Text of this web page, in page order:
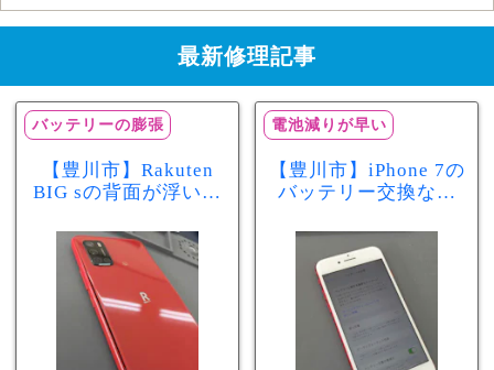
最新修理記事
バッテリーの膨張
【豊川市】Rakuten
BIG sの背面が浮いて
リー膨張のサインか
もしれません！バッ
テリー交換修理事例
電池減りが早い
【豊川市】iPhone 7の
バッテリー交換なら
最大容量70％で電池
の減りが早い症状も
当日60分で改善